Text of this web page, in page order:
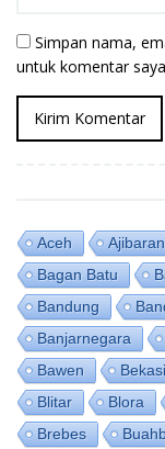
Simpan nama,
untuk komentar
Aceh
Bagan Batu
Bandung
Banjarnegara
Bawen
Bekasi
Blitar
Blora
Brebes